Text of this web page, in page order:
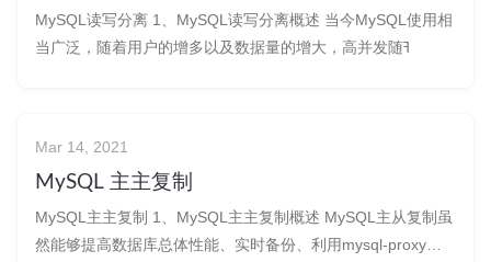
MySQL读写分离 1、MySQL读写分离概述 当今MySQL使用相
当广泛，随着用户的增多以及数据量的增大，高并发随ߔ
Mar 14, 2021
MySQL 主主复制
MySQL主主复制 1、MySQL主主复制概述 MySQL主从复制虽
然能够提高数据库总体性能、实时备份、利用mysql-proxy实